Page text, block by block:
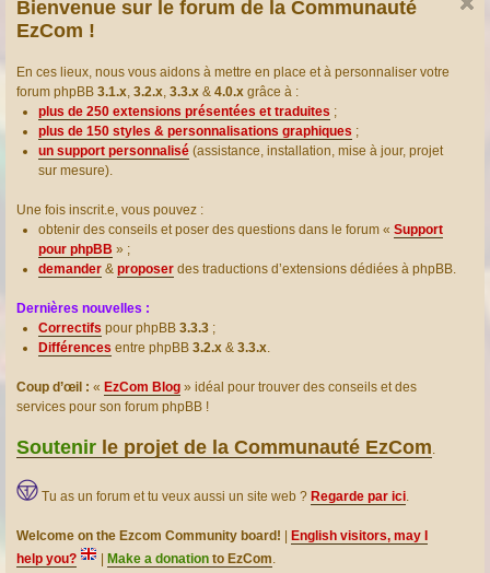
er
Bienvenue sur le forum de la Communauté
EzCom !
En ces lieux, nous vous aidons à mettre en place et à personnaliser votre
forum phpBB 3.1.x, 3.2.x, 3.3.x & 4.0.x grâce à :
plus de 250 extensions présentées et traduites ;
plus de 150 styles & personnalisations graphiques ;
un support personnalisé (assistance, installation, mise à jour, projet
sur mesure).
Une fois inscrit.e, vous pouvez :
obtenir des conseils et poser des questions dans le forum « Support
pour phpBB » ;
demander & proposer des traductions d’extensions dédiées à phpBB.
Dernières nouvelles :
Correctifs pour phpBB 3.3.3 ;
Différences entre phpBB 3.2.x & 3.3.x.
Coup d’œil : « EzCom Blog » idéal pour trouver des conseils et des
services pour son forum phpBB !
Soutenir le projet de la Communauté EzCom.
Tu as un forum et tu veux aussi un site web ? Regarde par ici.
Welcome on the Ezcom Community board!
English visitors, may I
help you?
Make a donation to EzCom.